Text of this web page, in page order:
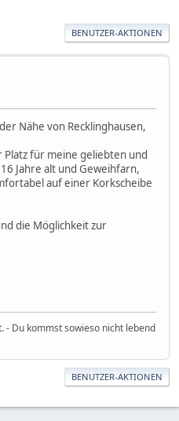
BENUTZER-AKTIONEN
Nähe von Recklinghausen,
für meine geliebten und
Jahre alt und Geweihfarn,
auf einer Korkscheibe
die Möglichkeit zur
- Du kommst sowieso nicht lebend
BENUTZER-AKTIONEN